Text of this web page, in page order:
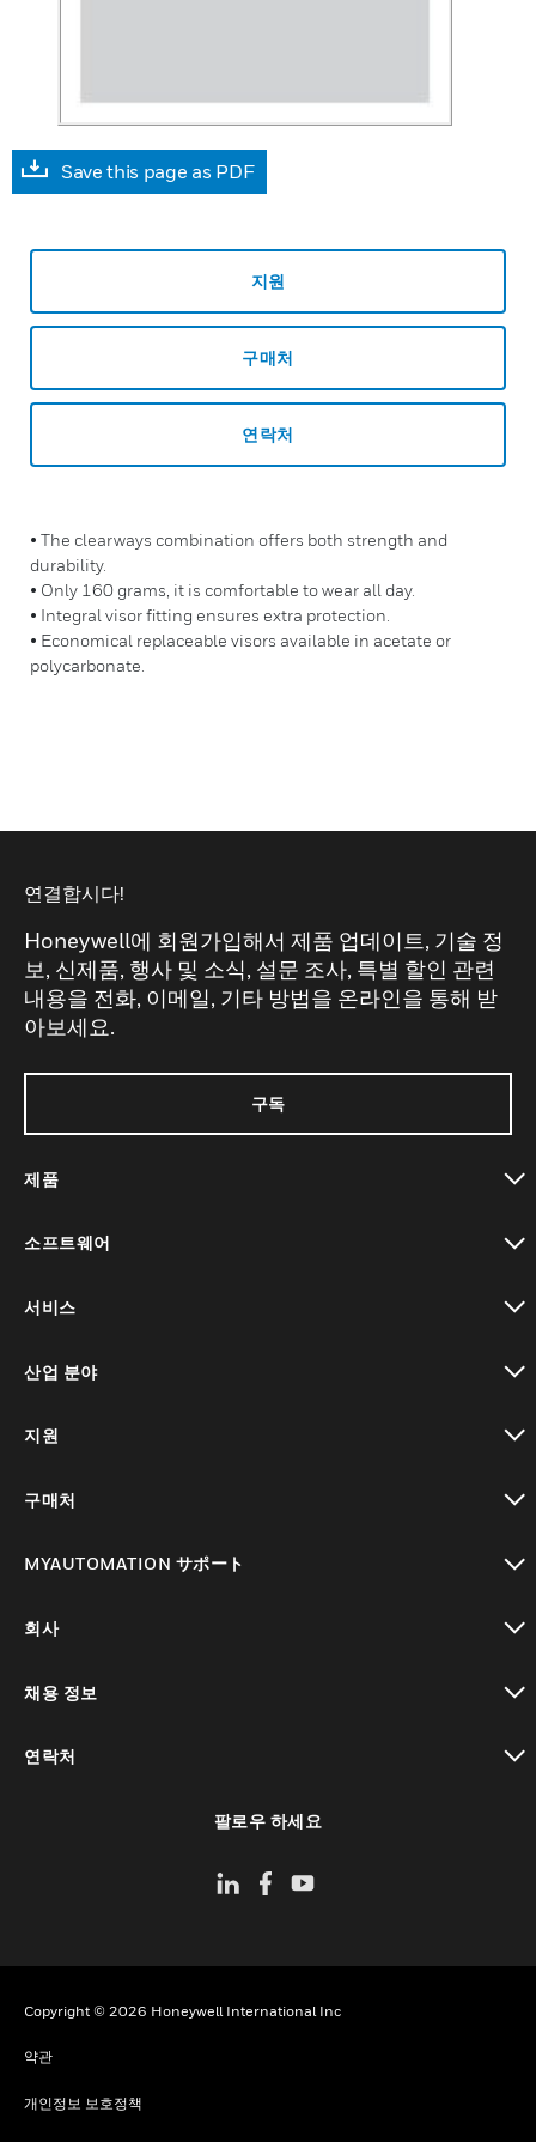
Save this page as PDF
지원
구매처
연락처
• The clearways combination offers both strength and
durability.
• Only 160 grams, it is comfortable to wear all day.
• Integral visor fitting ensures extra protection.
• Economical replaceable visors available in acetate or
polycarbonate.
연결합시다!
Honeywell에 회원가입해서 제품 업데이트, 기술 정
보, 신제품, 행사 및 소식, 설문 조사, 특별 할인 관련
내용을 전화, 이메일, 기타 방법을 온라인을 통해 받
아보세요.
구독
제품
소프트웨어
서비스
산업 분야
지원
구매처
MYAUTOMATION サポート
회사
채용 정보
연락처
팔로우 하세요
Copyright © 2026 Honeywell International Inc
약관
개인정보 보호정책